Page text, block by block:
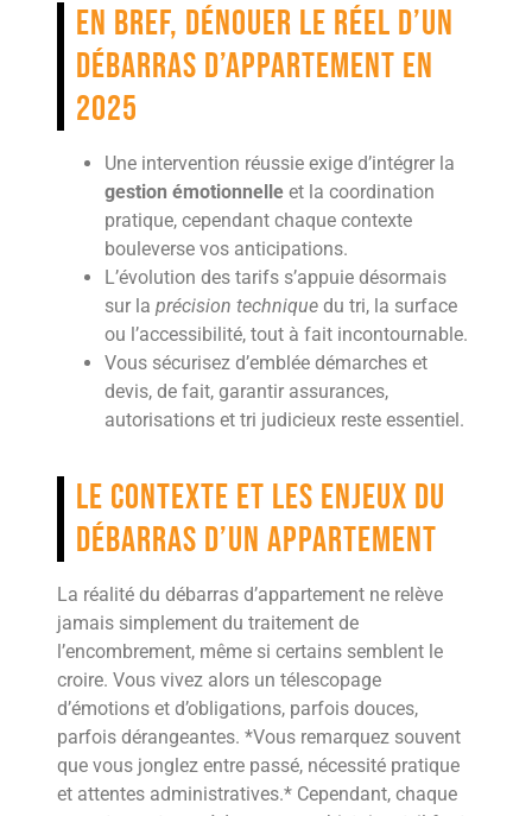
En bref, dénouer le réel d’un
débarras d’appartement en
2025
Une intervention réussie exige d’intégrer la
gestion émotionnelle et la coordination
pratique, cependant chaque contexte
bouleverse vos anticipations.
L’évolution des tarifs s’appuie désormais
sur la précision technique du tri, la surface
ou l’accessibilité, tout à fait incontournable.
Vous sécurisez d’emblée démarches et
devis, de fait, garantir assurances,
autorisations et tri judicieux reste essentiel.
Le contexte et les enjeux du
débarras d’un appartement
La réalité du débarras d’appartement ne relève
jamais simplement du traitement de
l’encombrement, même si certains semblent le
croire. Vous vivez alors un télescopage
d’émotions et d’obligations, parfois douces,
parfois dérangeantes. *Vous remarquez souvent
que vous jonglez entre passé, nécessité pratique
et attentes administratives.* Cependant, chaque